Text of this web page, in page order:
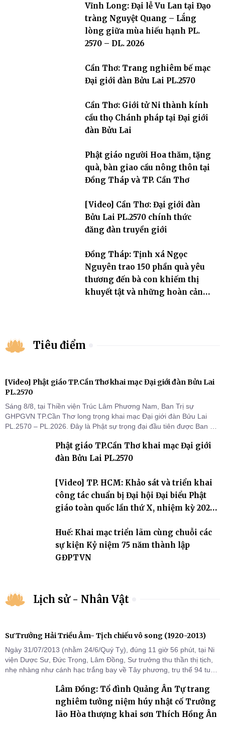
Vĩnh Long: Đại lễ Vu Lan tại Đạo
tràng Nguyệt Quang – Lắng
lòng giữa mùa hiếu hạnh PL.
2570 – DL. 2026
Cần Thơ: Trang nghiêm bế mạc
Đại giới đàn Bửu Lai PL.2570
Cần Thơ: Giới tử Ni thành kính
cầu thọ Chánh pháp tại Đại giới
đàn Bửu Lai
Phật giáo người Hoa thăm, tặng
quà, bàn giao cầu nông thôn tại
Đồng Tháp và TP. Cần Thơ
[Video] Cần Thơ: Đại giới đàn
Bửu Lai PL.2570 chính thức
đăng đàn truyền giới
Đồng Tháp: Tịnh xá Ngọc
Nguyên trao 150 phần quà yêu
thương đến bà con khiếm thị
khuyết tật và những hoàn cảnh
Tiêu điểm
[Video] Phật giáo TP.Cần Thơ khai mạc Đại giới đàn Bửu Lai
PL.2570
Sáng 8/8, tại Thiền viện Trúc Lâm Phương Nam, Ban Trị sự
GHPGVN TP.Cần Thơ long trọng khai mạc Đại giới đàn Bửu Lai
PL.2570 – PL.2026. Đây là Phật sự trọng đại đầu tiên được Ban Trị
thứ I, thể hiện sự quan tâm đối với công tác truyền giới, đào tạo
Tăng tài và tiếp nối mạng mạch Tăng-g
Phật giáo TP.Cần Thơ khai mạc Đại giới
đàn Bửu Lai PL.2570
[Video] TP. HCM: Khảo sát và triển khai
công tác chuẩn bị Đại hội Đại biểu Phật
giáo toàn quốc lần thứ X, nhiệm kỳ 2026-
Huế: Khai mạc triển lãm cùng chuỗi các
sự kiện Kỷ niệm 75 năm thành lập
GĐPTVN
Lịch sử - Nhân Vật
Sư Trưởng Hải Triều Âm- Tịch chiếu vô song (1920-2013)
Ngày 31/07/2013 (nhằm 24/6/Quý Tỵ), đúng 11 giờ 56 phút, tại Ni
viện Dược Sư, Đức Trọng, Lâm Đồng, Sư trưởng thu thần thị tịch,
nhẹ nhàng như cánh hạc trắng bay về Tây phương, trụ thế 94 tuổi
Lâm Đồng: Tổ đình Quảng Ân Tự trang
nghiêm tưởng niệm húy nhật cố Trưởng
lão Hòa thượng khai sơn Thích Hồng Ân